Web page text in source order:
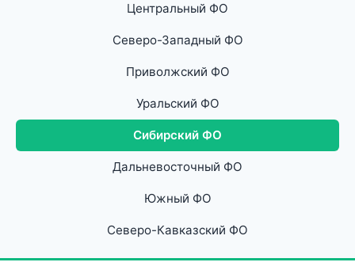
Центральный ФО
Северо-Западный ФО
Приволжский ФО
Уральский ФО
Сибирский ФО
Дальневосточный ФО
Южный ФО
Северо-Кавказский ФО